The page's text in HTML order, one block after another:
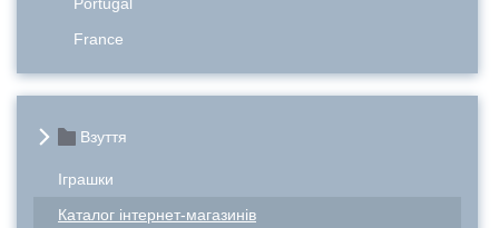
France
Взуття
Іграшки
Каталог інтернет-магазинів